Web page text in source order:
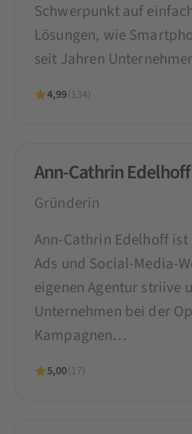
Schwerpunkt auf
Lösungen, wie
seit Jahren
4,99(134)
Ann-Cathrin Edelhoff
Gründerin
Ann-Cathrin Edelhoff ist
Ads und Social-Media-
eigenen Agentur striive
Unternehmen bei der
Kampagnen…
5,00(17)